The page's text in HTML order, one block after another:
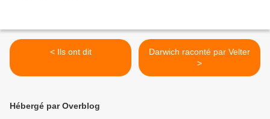
< Ils ont dit
Darwich raconté par Velter
>
Hébergé par Overblog